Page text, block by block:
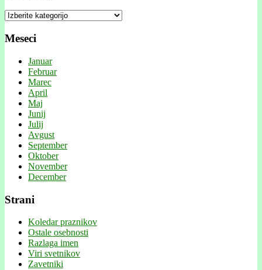
Kategorije
Meseci
Januar
Februar
Marec
April
Maj
Junij
Julij
Avgust
September
Oktober
November
December
Strani
Koledar praznikov
Ostale osebnosti
Razlaga imen
Viri svetnikov
Zavetniki